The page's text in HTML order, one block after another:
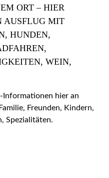
ORT – HIER
AUSFLUG MIT
HUNDEN,
WEIN,
Informationen hier an
Freunden, Kindern,
Spezialitäten.